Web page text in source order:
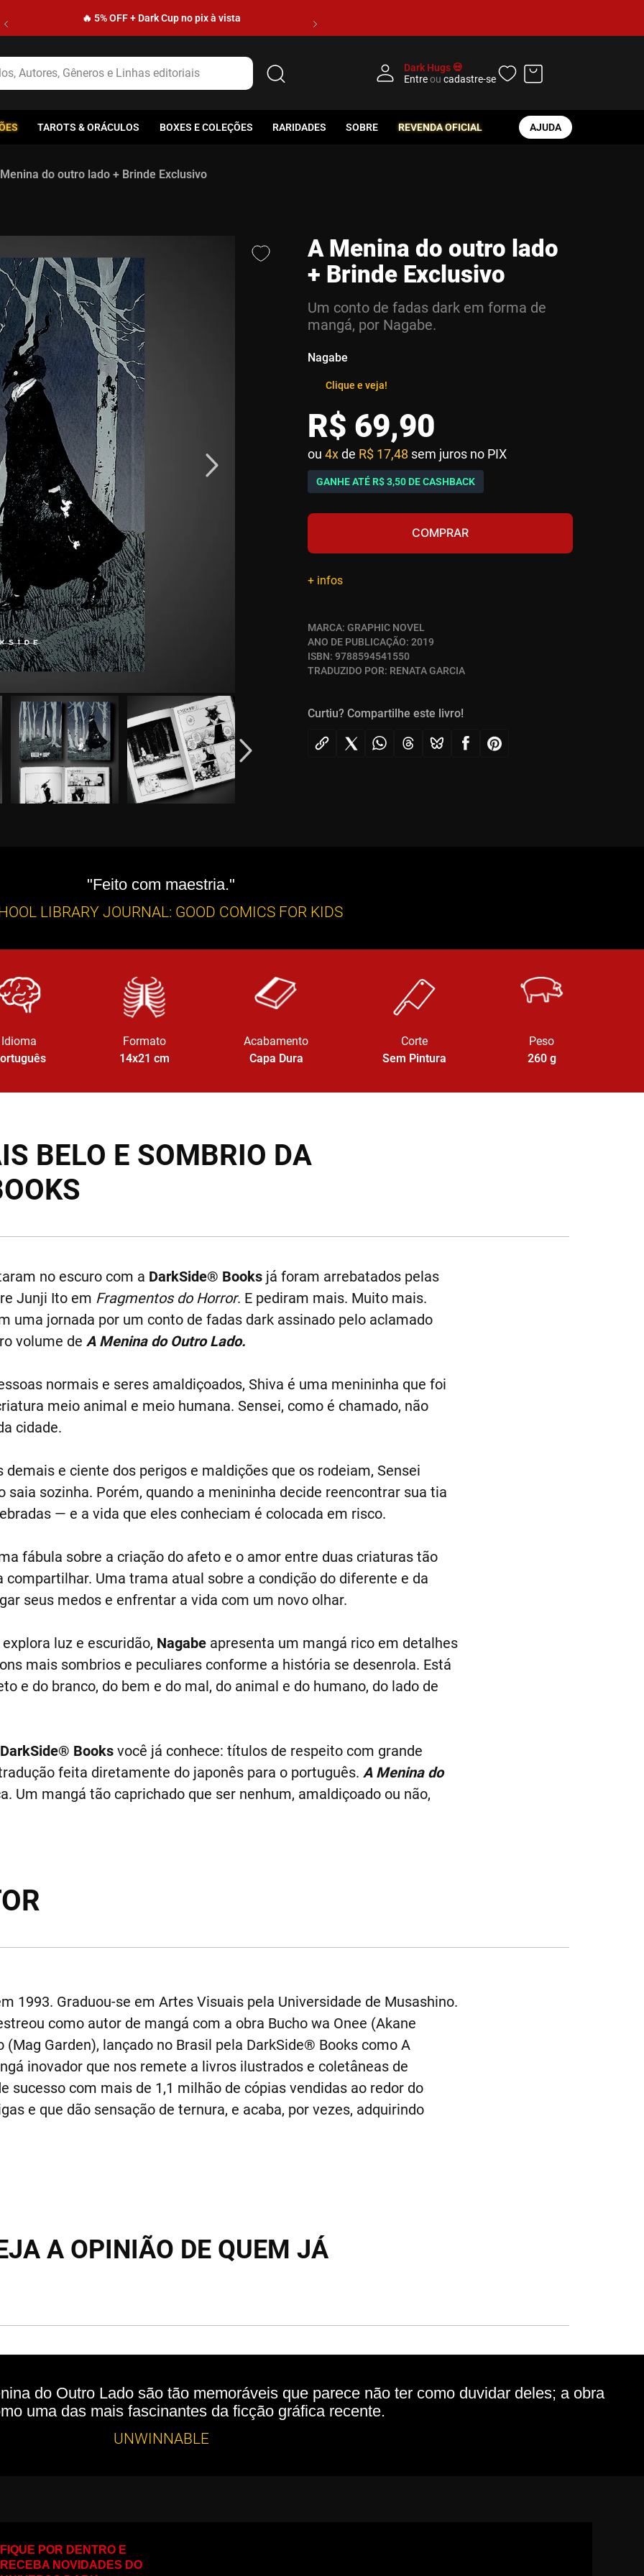
🔥 5% OFF + Dark Cup no pix à vista
Dark Hugs 💀
Entreou cadastre-se
TAROTS & ORÁCULOS BOXES E COLEÇÕES RARIDADES SOBRE REVENDA OFICIAL AJUDA
do outro lado + Brinde Exclusivo
A Menina do outro lado
+ Brinde Exclusivo
Um conto de fadas dark em forma de
mangá, por Nagabe.
Nagabe
Clique e veja!
R$ 69,90
ou 4xde R$ 17,48 sem juros no PIX
GANHE ATÉ R$ 3,50 DE CASHBACK
COMPRAR
+ infos
MARCA: GRAPHIC NOVEL
ANO DE PUBLICAÇÃO: 2019
ISBN: 9788594541550
TRADUZIDO POR: RENATA GARCIA
Curtiu? Compartilhe este livro!
"Feito com maestria."
LIBRARY JOURNAL: GOOD COMICS FOR KIDS
Idioma
Formato
14x21 cm
Acabamento
Capa Dura
Corte
Sem Pintura
Peso
260g
BELO E SOMBRIO DA
no escuro com a DarkSide® Booksjá foram arrebatados pelas
Junji Ito em Fragmentos do Horror. E pediram mais. Muito mais.
uma jornada por um conto de fadas dark assinado pelo aclamado
volume de A Menina do Outro Lado.
normais e seres amaldiçoados, Shiva é uma menininha que foi
meio animal e meio humana. Sensei, como é chamado, não
cidade.
e ciente dos perigos e maldições que os rodeiam, Sensei
saia sozinha. Porém, quando a menininha decide reencontrar sua tia
— e a vida que eles conheciam é colocada em risco.
fábula sobre a criação do afeto e o amor entre duas criaturas tão
Uma trama atual sobre a condição do diferente e da
seus medos e enfrentar a vida com um novo olhar.
luz e escuridão, Nagabeapresenta um mangá rico em detalhes
mais sombrios e peculiares conforme a história se desenrola. Está
e do branco, do bem e do mal, do animal e do humano, do lado de
DarkSide® Booksvocê já conhece: títulos de respeito com grande
feita diretamente do japonês para o português. A Menina do
Um mangá tão caprichado que ser nenhum, amaldiçoado ou não,
1993. Graduou-se em Artes Visuais pela Universidade de Musashino.
como autor de mangá com a obra Bucho wa Onee (Akane
(Mag Garden), lançado no Brasil pela DarkSide® Books como A
inovador que nos remete a livros ilustrados e coletâneas de
sucesso com mais de 1,1 milhão de cópias vendidas ao redor do
e que dão sensação de ternura, e acaba, por vezes, adquirindo
A OPINIÃO DE QUEM JÁ
do Outro Lado são tão memoráveis que parece não ter como duvidar deles; a obra
uma das mais fascinantes da ficção gráfica recente.
UNWINNABLE
FIQUE POR DENTRO E
RECEBA NOVIDADES DO